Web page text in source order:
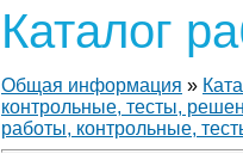
Каталог
Общая информация »
контрольные, тесты,
работы, контрольные,